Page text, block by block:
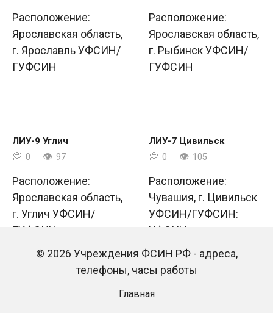
Расположение:
Ярославская область,
г. Ярославль УФСИН/
ГУФСИН
Расположение:
Ярославская область,
г. Рыбинск УФСИН/
ГУФСИН
ЛИУ-9 Углич
0 97
Расположение:
Ярославская область,
г. Углич УФСИН/
ГУФСИН
ЛИУ-7 Цивильск
0 105
Расположение:
Чувашия, г. Цивильск
УФСИН/ГУФСИН:
УФСИН
© 2026 Учреждения ФСИН РФ - адреса,
телефоны, часы работы
Главная